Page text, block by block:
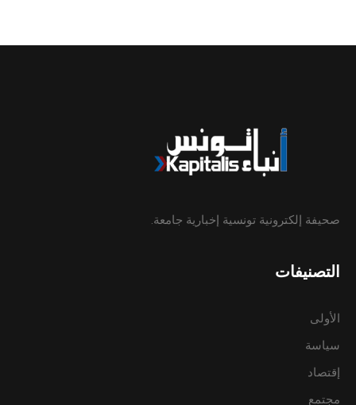
صحيفة إلكترونية تونسية إخبارية جامعة.
التصنيفات
الأولى
سياسة
إقتصاد
مجتمع